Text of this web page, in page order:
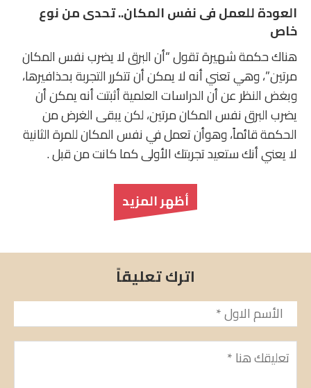
العودة للعمل فى نفس المكان.. تحدى من نوع
خاص
هناك حكمة شهيرة تقول “أن البرق لا يضرب نفس المكان
مرتين”، وهي تعني أنه لا يمكن أن تتكرر التجربة بحذافيرها،
وبغض النظر عن أن الدراسات العلمية أثبتت أنه يمكن أن
يضرب البرق نفس المكان مرتين، لكن يبقى الغرض من
الحكمة قائماً، وهوأن تعمل في نفس المكان للمرة الثانية
لا يعني أنك ستعيد تجربتك الأولى كما كانت من قبل .
أظهر المزيد
اترك تعليقاً
الأسم*
تعليق